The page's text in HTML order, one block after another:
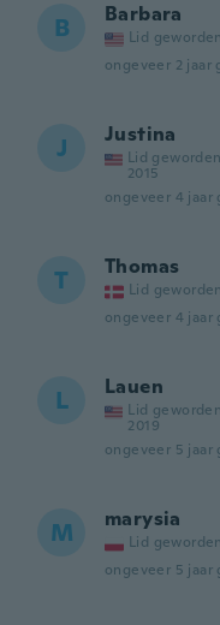
B Barbara
Lid
ongeveer 2 jaar
J Justina
Lid
2015
ongeveer 4 jaar
T Thomas
Lid
ongeveer 4 jaar
L Lauen
Lid
2019
ongeveer 5 jaar
M marysia
Lid
ongeveer 5 jaar